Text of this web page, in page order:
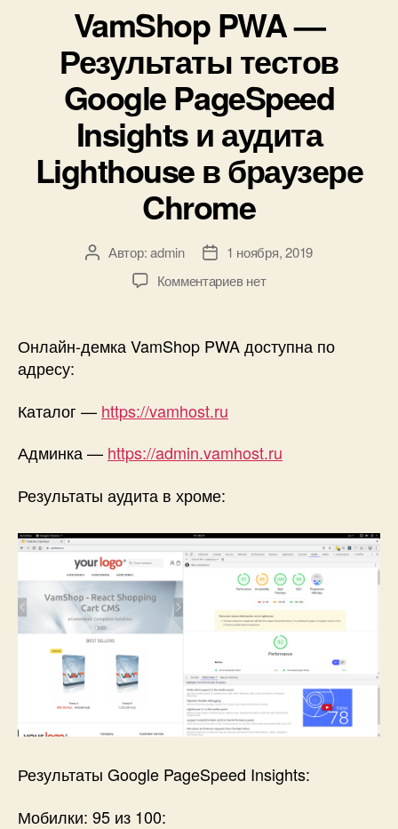
VamShop PWA —
Результаты тестов
Google PageSpeed
Insights и аудита
Lighthouse в браузере
Chrome
АвторАвтор:admin
Дата1 ноября, 2019
Комментариевк
—
Insights
в
браузере
Chrome
нет
Онлайн-демка VamShop PWA доступна по
адресу:
Каталог — https://vamhost.ru
Админка — https://admin.vamhost.ru
Результаты аудита в хроме:
Результаты Google PageSpeed Insights:
Мобилки: 95 из 100: